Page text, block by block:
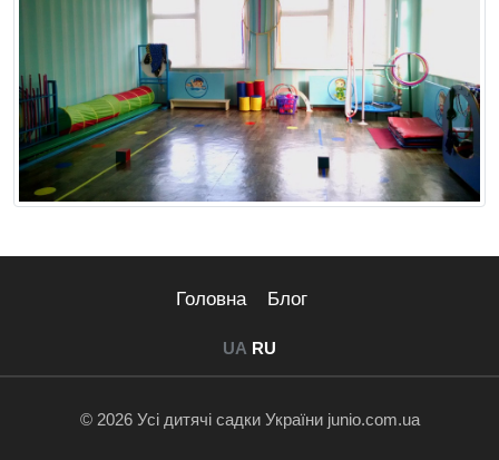
Головна Блог
UA RU
© 2026 Усі дитячі садки України junio.com.ua